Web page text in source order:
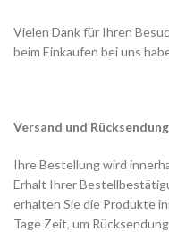
Vielen Dank für Ihren
beim Einkaufen bei uns
Versand und
Ihre Bestellung wird
Erhalt Ihrer
erhalten Sie die Produkte
Tage Zeit, um